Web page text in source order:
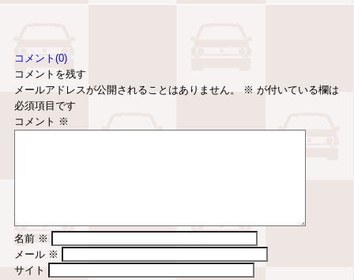
コメント(0)
コメントを残す
メールアドレスが公開されることはありません。
※ が付いている欄は
必須項目です
コメント ※
名前 ※
メール ※
サイト